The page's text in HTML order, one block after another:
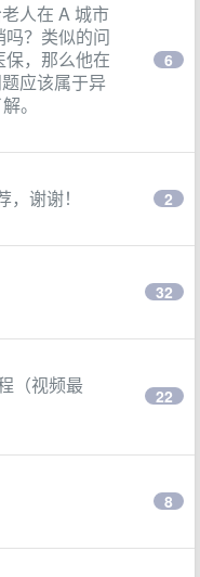
人在 A 城市
？类似的问
，那么他在
应该属于异
。
6
谢谢！ 2
32
（视频最
22
8